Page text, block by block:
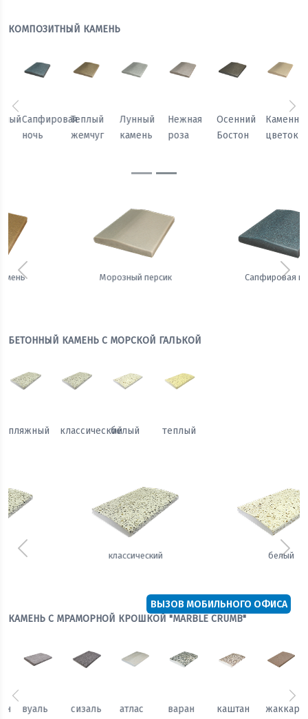
КОМПОЗИТНЫЙ КАМЕНЬ
Осенний
Бостон
Каменный
цветок
Песчаный
камень
Морозный
персик
Сапфировая
ночь
Теплый
жемчуг
Предыдущий
Сапфировая ночь Теплый жемчуг
Предыдущий
БЕТОННЫЙ КАМЕНЬ С МОРСКОЙ ГАЛЬКОЙ
пляжный классическийбелый теплый
Предыдущий
КАМЕНЬ С МРАМОРНОЙ КРОШКОЙ "MARBLE CRUMB"
каштан жаккард гобелен вуаль сизаль атлас
Предыдущий
ВЫЗОВ МОБИЛЬНОГО ОФИСА